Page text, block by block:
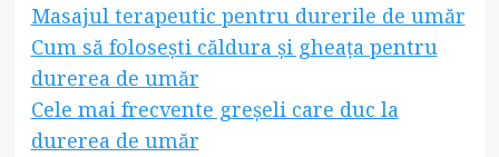
Masajul terapeutic pentru durerile de umăr
Cum să folosești căldura și gheața pentru
durerea de umăr
Cele mai frecvente greșeli care duc la
durerea de umăr